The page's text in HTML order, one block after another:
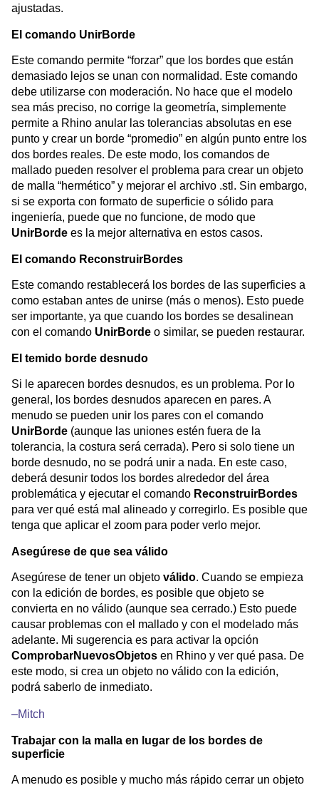
ajustadas.
El comando UnirBorde
Este comando permite “forzar” que los bordes que están
demasiado lejos se unan con normalidad. Este comando
debe utilizarse con moderación. No hace que el modelo
sea más preciso, no corrige la geometría, simplemente
permite a Rhino anular las tolerancias absolutas en ese
punto y crear un borde “promedio” en algún punto entre los
dos bordes reales. De este modo, los comandos de
mallado pueden resolver el problema para crear un objeto
de malla “hermético” y mejorar el archivo .stl. Sin embargo,
si se exporta con formato de superficie o sólido para
ingeniería, puede que no funcione, de modo que
UnirBorde es la mejor alternativa en estos casos.
El comando ReconstruirBordes
Este comando restablecerá los bordes de las superficies a
como estaban antes de unirse (más o menos). Esto puede
ser importante, ya que cuando los bordes se desalinean
con el comando UnirBorde o similar, se pueden restaurar.
El temido borde desnudo
Si le aparecen bordes desnudos, es un problema. Por lo
general, los bordes desnudos aparecen en pares. A
menudo se pueden unir los pares con el comando
UnirBorde (aunque las uniones estén fuera de la
tolerancia, la costura será cerrada). Pero si solo tiene un
borde desnudo, no se podrá unir a nada. En este caso,
deberá desunir todos los bordes alrededor del área
problemática y ejecutar el comando ReconstruirBordes
para ver qué está mal alineado y corregirlo. Es posible que
tenga que aplicar el zoom para poder verlo mejor.
Asegúrese de que sea válido
Asegúrese de tener un objeto válido. Cuando se empieza
con la edición de bordes, es posible que objeto se
convierta en no válido (aunque sea cerrado.) Esto puede
causar problemas con el mallado y con el modelado más
adelante. Mi sugerencia es para activar la opción
ComprobarNuevosObjetos en Rhino y ver qué pasa. De
este modo, si crea un objeto no válido con la edición,
podrá saberlo de inmediato.
–Mitch
Trabajar con la malla en lugar de los bordes de
superficie
A menudo es posible y mucho más rápido cerrar un objeto